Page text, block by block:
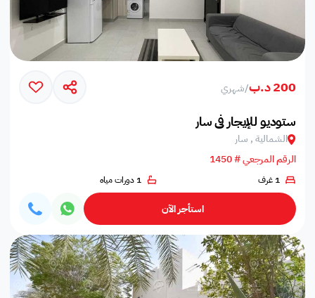
200 د.ب /شهري
ستوديو للإيجار في سار
الشمالية , سار
الرقم المرجعي # 1450
1 غرف 1 دورات مياه
استأجر الآن